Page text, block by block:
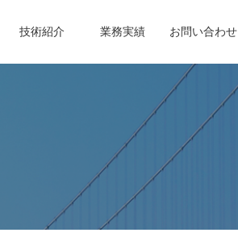
技術紹介 業務実績 お問い合わせ